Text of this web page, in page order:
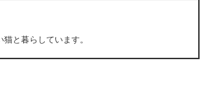
と暮らしています。